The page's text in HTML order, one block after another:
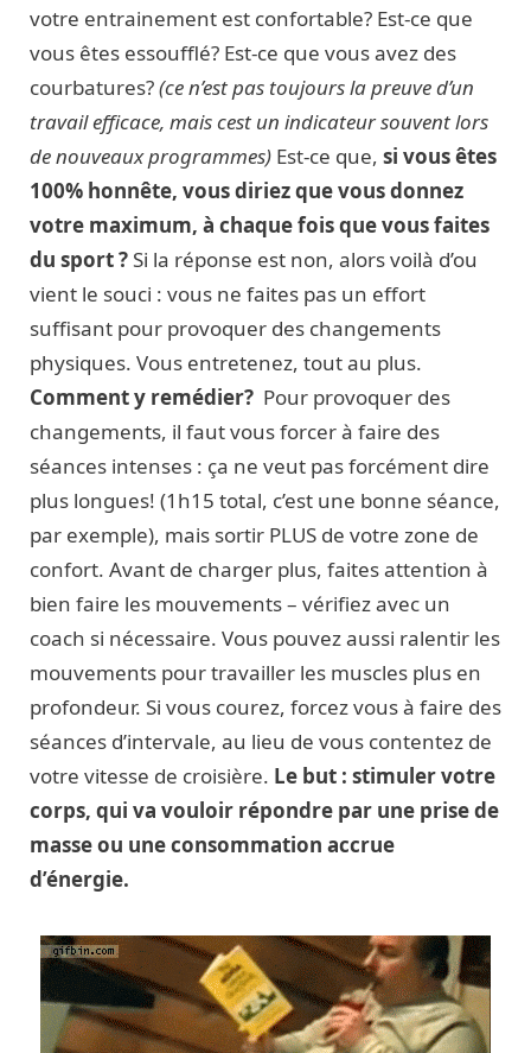
votre entrainement est confortable? Est-ce que
vous êtes essoufflé? Est-ce que vous avez des
courbatures?(ce n’est pas toujours la preuve d’un
travail efficace, mais cest un indicateur souvent lors
de nouveaux programmes) Est-ce que, si vous êtes
100% honnête, vous diriez que vous donnez
votre maximum, à chaque fois que vous faites
du sport ?Si la réponse est non, alors voilà d’ou
vient le souci : vous ne faites pas un effort
suffisant pour provoquer des changements
physiques. Vous entretenez, tout au plus.
Comment y remédier? Pour provoquer des
changements, il faut vous forcer à faire des
séances intenses : ça ne veut pas forcément dire
plus longues! (1h15 total, c’est une bonne séance,
par exemple), mais sortir PLUS de votre zone de
confort. Avant de charger plus, faites attention à
bien faire les mouvements – vérifiez avec un
coach si nécessaire. Vous pouvez aussi ralentir les
mouvements pour travailler les muscles plus en
profondeur. Si vous courez, forcez vous à faire des
séances d’intervale, au lieu de vous contentez de
votre vitesse de croisière. Le but : stimuler votre
corps, qui va vouloir répondre par une prise de
masse ou une consommation accrue
d’énergie.